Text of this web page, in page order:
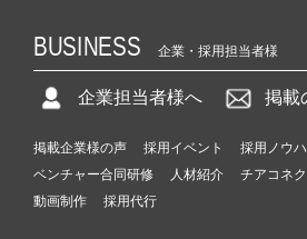
BUSINESS 企業・採用担当者様
企業担当者様へ 掲載
掲載企業様の声 採用イベント 採用ノウ
ベンチャー合同研修
人材紹介 チアコネ
動画制作
採用代行